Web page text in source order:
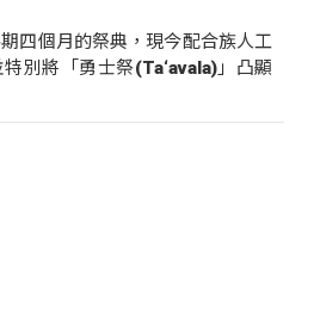
四個月的祭典，現今配合族人工
別將「勇士祭(Ta‘avala)」凸顯